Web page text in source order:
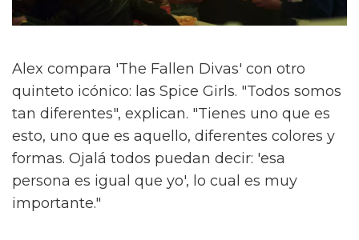
Alex compara 'The Fallen Divas' con otro
quinteto icónico: las Spice Girls. "Todos somos
tan diferentes", explican. "Tienes uno que es
esto, uno que es aquello, diferentes colores y
formas. Ojalá todos puedan decir: 'esa
persona es igual que yo', lo cual es muy
importante."